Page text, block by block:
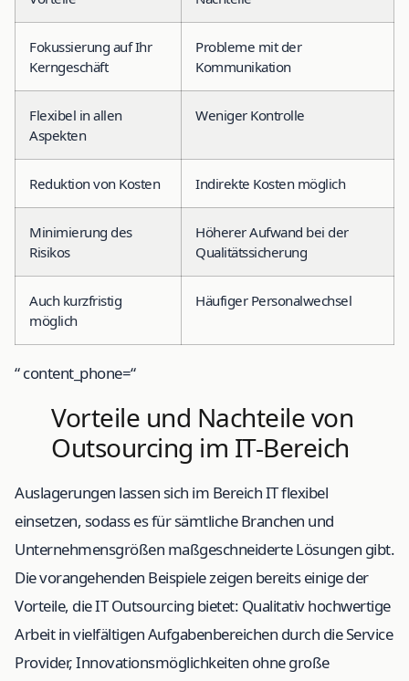
Fokussierung auf Ihr
Kerngeschäft
Probleme mit der
Kommunikation
Flexibel in allen
Aspekten
Weniger Kontrolle
Reduktion von Kosten Indirekte Kosten möglich
Minimierung des
Risikos
Höherer Aufwand bei der
Qualitätssicherung
Auch kurzfristig
möglich
Häufiger Personalwechsel
“ content_phone=“
Vorteile und Nachteile von
Outsourcing im IT-Bereich
Auslagerungen lassen sich im Bereich IT flexibel
einsetzen, sodass es für sämtliche Branchen und
Unternehmensgrößen maßgeschneiderte Lösungen gibt.
Die vorangehenden Beispiele zeigen bereits einige der
Vorteile, die IT Outsourcing bietet: Qualitativ hochwertige
Arbeit in vielfältigen Aufgabenbereichen durch die Service
Provider, Innovationsmöglichkeiten ohne große